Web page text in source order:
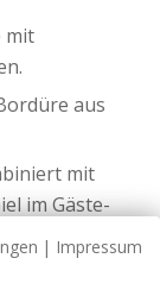
mit
aus
mit
im Gäste-
bunten
| Impressum